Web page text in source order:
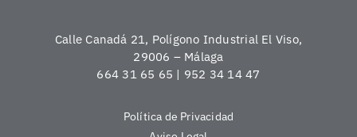
Calle Canadá 21, Polígono Industrial El Viso,
29006 – Málaga
664 31 65 65 | 952 34 14 47
Política de Privacidad